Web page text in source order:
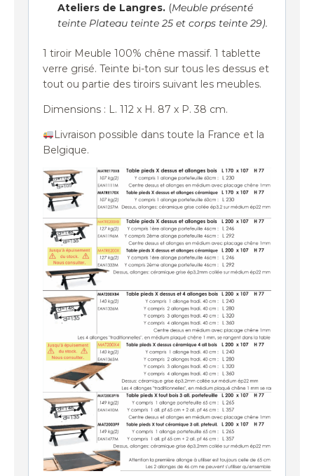
Ateliers de Langres. (Meuble présenté
teinte Plateau teinte 25 et corps teinte 29).
1 tiroir Meuble 100% chêne massif. 1 tablette
verre grisé. Teinte bi-ton sur tous les dessus et
tout ou partie des tiroirs suivant les meubles.
Dimensions : L. 112 x H. 87 x P. 38 cm.
Livraison possible dans toute la France et la
Belgique.